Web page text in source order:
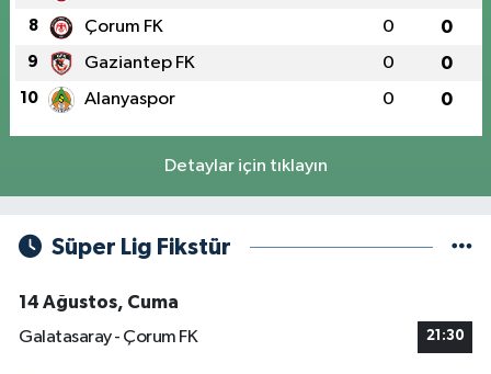
8 Çorum FK 0 0
9 Gaziantep FK 0 0
10 Alanyaspor 0 0
Detaylar için tıklayın
Süper Lig Fikstür
14 Ağustos, Cuma
Galatasaray - Çorum FK
21:30